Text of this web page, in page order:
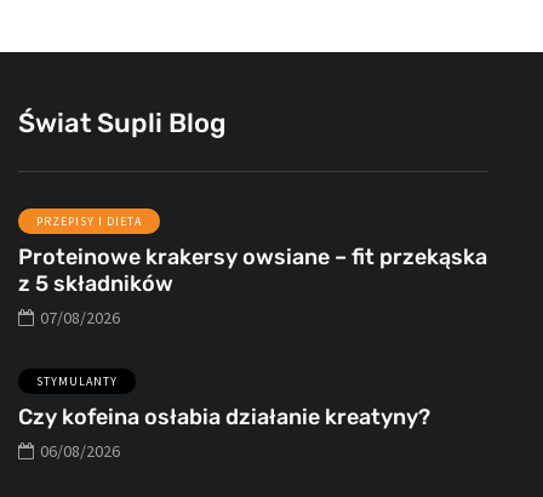
Świat Supli Blog
PRZEPISY I DIETA
Proteinowe krakersy owsiane – fit przekąska
z 5 składników
07/08/2026
STYMULANTY
Czy kofeina osłabia działanie kreatyny?
06/08/2026